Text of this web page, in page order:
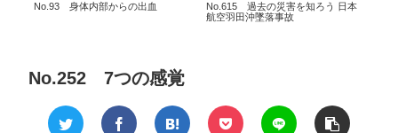
No.93 身体内部からの出血
No.615 過去の災害を知ろう 日本
航空羽田沖墜落事故
No.252 7つの感覚